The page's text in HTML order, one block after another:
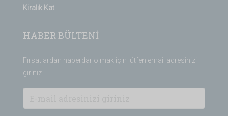
Kiralık Kat
HABER BÜLTENİ
Fırsatlardan haberdar olmak için lütfen email adresinizi
giriniz.